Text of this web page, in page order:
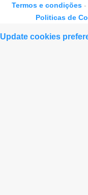
Termos e condições -
Politicas de
Update cookies